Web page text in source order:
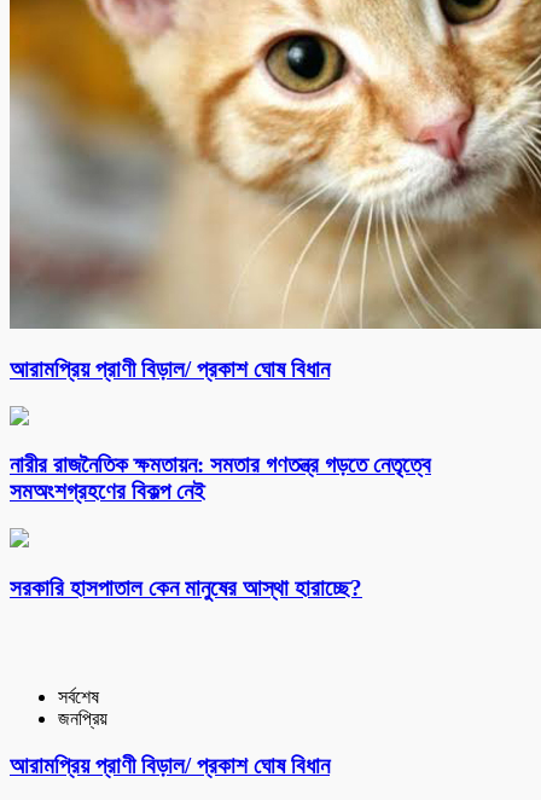
আরামপ্রিয় প্রাণী বিড়াল/ প্রকাশ ঘোষ বিধান
নারীর রাজনৈতিক ক্ষমতায়ন: সমতার গণতন্ত্র গড়তে নেতৃত্বে
সমঅংশগ্রহণের বিকল্প নেই
সরকারি হাসপাতাল কেন মানুষের আস্থা হারাচ্ছে?
সর্বশেষ
জনপ্রিয়
আরামপ্রিয় প্রাণী বিড়াল/ প্রকাশ ঘোষ বিধান